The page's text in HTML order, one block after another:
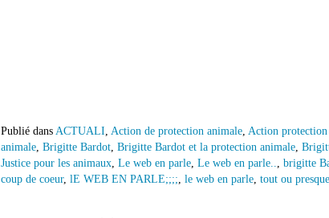
Publié dans ACTUALI, Action de protection animale, Action protection
animale, Brigitte Bardot, Brigitte Bardot et la protection animale,
Justice pour les animaux, Le web en parle, Le web en parle.., brigitte
coup de coeur, lE WEB EN PARLE;;;;, le web en parle, tout ou